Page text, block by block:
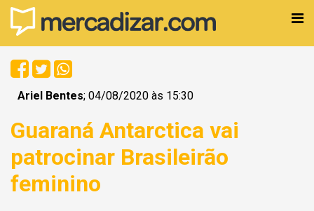
Ariel Bentes; 04/08/2020 às 15:30
Guaraná Antarctica vai
patrocinar Brasileirão
feminino